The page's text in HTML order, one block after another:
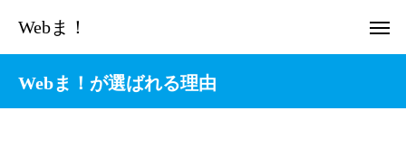
Webま！
Webま！が選ばれる理由